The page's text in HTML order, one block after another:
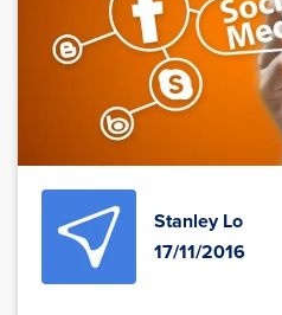
Stanley Lo
17/11/2016